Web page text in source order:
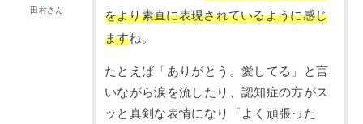
田村さん
をより素直に表現されているように感じ
ますね。
たとえば「ありがとう。愛してる」と言
いながら涙を流したり、認知症の方がス
ッと真剣な表情になり「よく頑張った